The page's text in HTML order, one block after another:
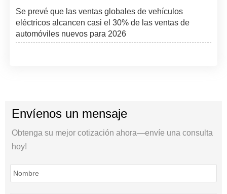
Se prevé que las ventas globales de vehículos
eléctricos alcancen casi el 30% de las ventas de
automóviles nuevos para 2026
Envíenos un mensaje
Obtenga su mejor cotización ahora—envíe una consulta
hoy!